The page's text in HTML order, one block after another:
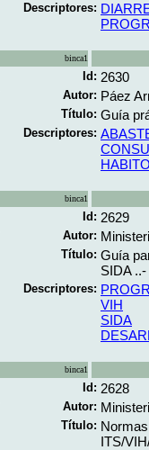
Descriptores:
binca1
Id: 2630
Autor: Páez
Título: Guía
Descriptores:
binca1
Id: 2629
Autor:
Título: Guía
SIDA ..-
Descriptores:
VIH
SIDA
binca1
Id: 2628
Autor:
Título:
ITS/